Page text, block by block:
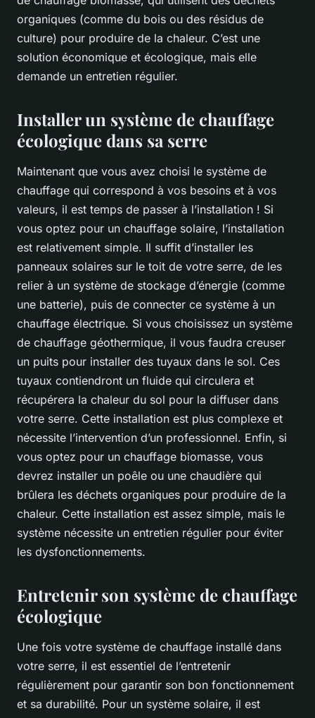
organiques (comme du bois ou des résidus de
culture) pour produire de la chaleur. C’est une
solution économique et écologique, mais elle
demande un entretien régulier.
Installer un système de chauffage
écologique dans sa serre
Maintenant que vous avez choisi le système de
chauffage qui correspond à vos besoins et à vos
valeurs, il est temps de passer à l’installation ! Si
vous optez pour un chauffage solaire, l’installation
est relativement simple. Il suffit d’installer les
panneaux solaires sur le toit de votre serre, de les
relier à un système de stockage d’énergie (comme
une batterie), puis de connecter ce système à un
chauffage électrique. Si vous choisissez un système
de chauffage géothermique, il vous faudra creuser
un puits pour installer des tuyaux dans le sol. Ces
tuyaux contiendront un fluide qui circulera et
récupérera la chaleur du sol pour la diffuser dans
votre serre. Cette installation est plus complexe et
nécessite l’intervention d’un professionnel. Enfin, si
vous optez pour un chauffage biomasse, vous
devrez installer un poêle ou une chaudière qui
brûlera les déchets organiques pour produire de la
chaleur. Cette installation est assez simple, mais le
système nécessite un entretien régulier pour éviter
les dysfonctionnements.
Entretenir son système de chauffage
écologique
Une fois votre système de chauffage installé dans
votre serre, il est essentiel de l’entretenir
régulièrement pour garantir son bon fonctionnement
et sa durabilité. Pour un système solaire, il est